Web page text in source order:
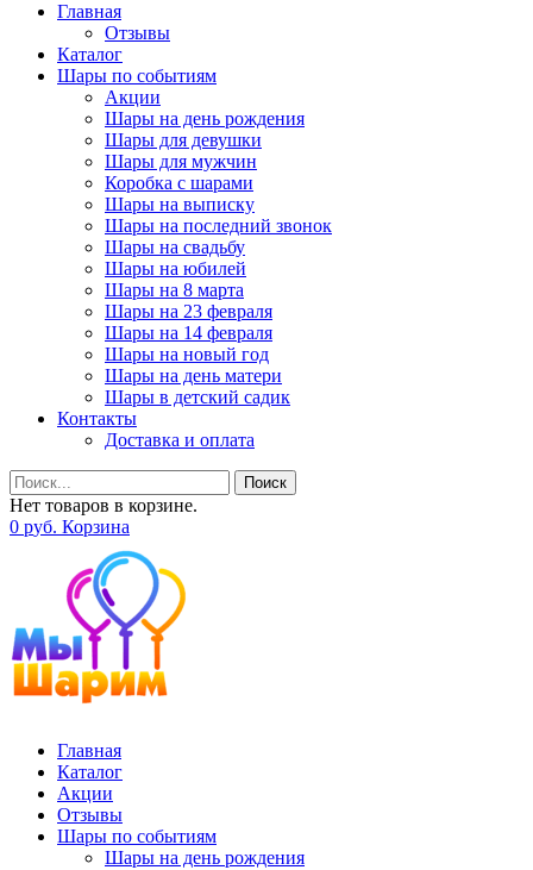
Главная
Отзывы
Каталог
Шары по событиям
Акции
Шары на день рождения
Шары для девушки
Шары для мужчин
Коробка с шарами
Шары на выписку
Шары на последний звонок
Шары на свадьбу
Шары на юбилей
Шары на 8 марта
Шары на 23 февраля
Шары на 14 февраля
Шары на новый год
Шары на день матери
Шары в детский садик
Контакты
Доставка и оплата
Поиск
Нет товаров в корзине.
0 руб. Корзина
Главная
Каталог
Акции
Отзывы
Шары по событиям
Шары на день рождения